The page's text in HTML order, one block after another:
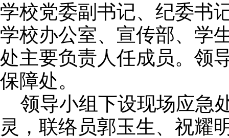
学校党委副书记、纪委书
学校办公室、宣传部、学
处主要负责人任成员。领
保障处。
领导小组下设现场应急
灵，联络员郭玉生、祝耀